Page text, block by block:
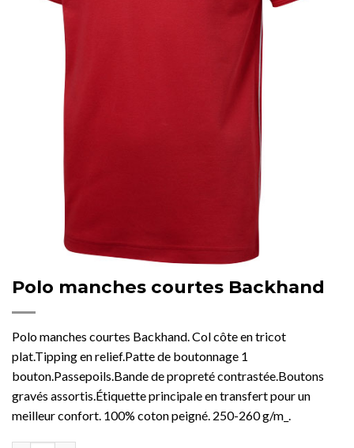
Polo manches courtes Backhand
Polo manches courtes Backhand. Col côte en tricot
plat.Tipping en relief.Patte de boutonnage 1
bouton.Passepoils.Bande de propreté contrastée.Boutons
gravés assortis.Étiquette principale en transfert pour un
meilleur confort. 100% coton peigné. 250-260 g/m_.